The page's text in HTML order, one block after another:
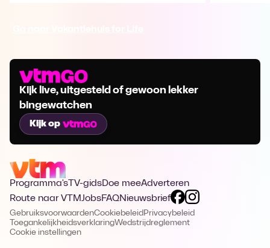
Kijk live, uitgesteld of gewoon lekker
bingewatchen
Kijk op
Programma's TV-gidsDoe meeAdverteren
Route naar VTMJobsFAQNieuwsbrief
GebruiksvoorwaardenCookiebeleid Privacybeleid
ToegankelijkheidsverklaringWedstrijdreglement
Cookie instellingen